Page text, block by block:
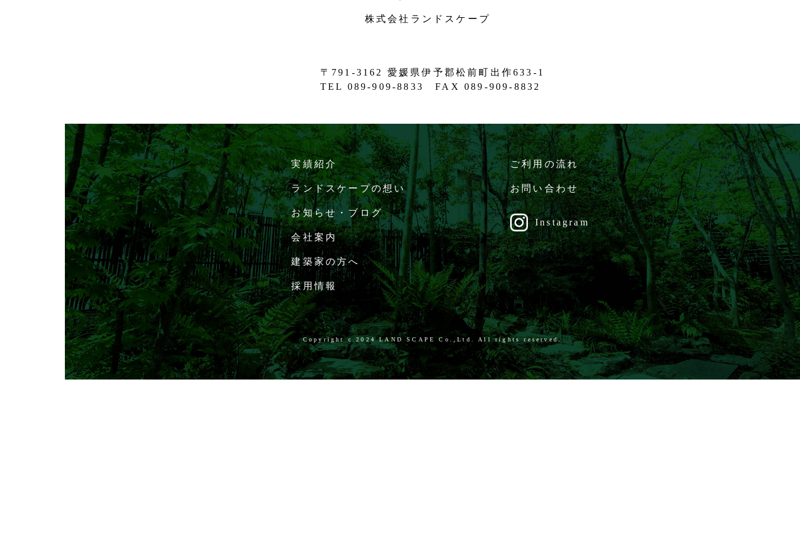
〒791-3162 愛媛県伊予郡松前町出作633-1
TEL 089-909-8833 FAX 089-909-8832
株式会社ランドスケープ
実績紹介
ランドスケープの想い
お知らせ・ブログ
会社案内
建築家の方へ
採用情報
ご利用の流れ
お問い合わせ
Instagram
Copyright c 2024 LAND SCAPE Co.,Ltd. All rights reserved.